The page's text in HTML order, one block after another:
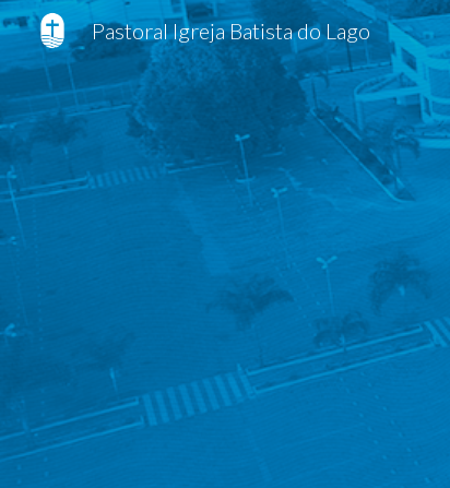
Pastoral Igreja Batista do Lago